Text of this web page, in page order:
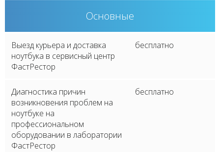
Основные
Выезд курьера и доставка
ноутбука в сервисный центр
ФастРестор
бесплатно
Диагностика причин
возникновения проблем на
ноутбуке на
профессиональном
оборудовании в лаборатории
ФастРестор
бесплатно